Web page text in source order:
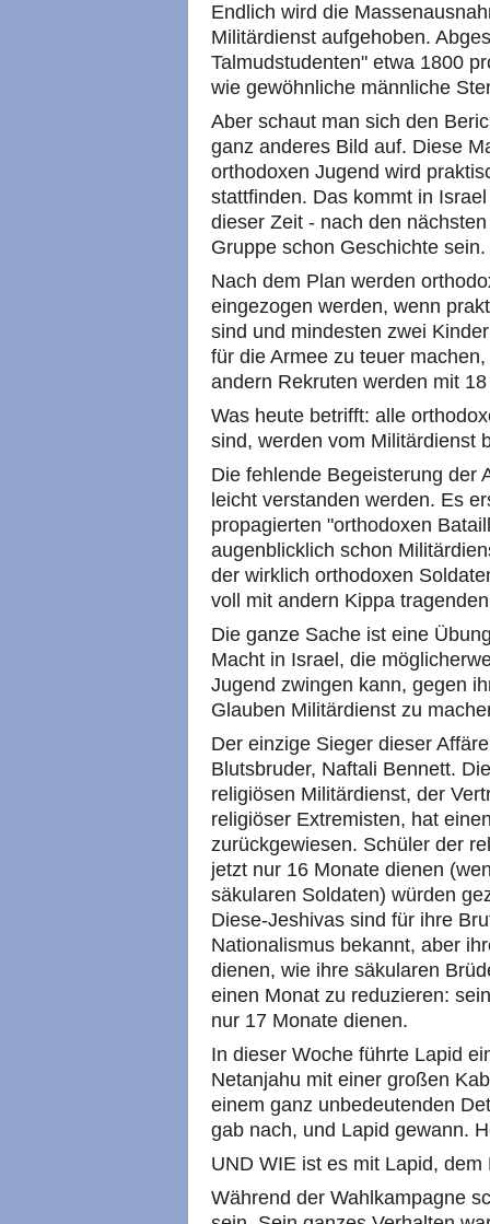
Endlich wird die
Militärdienst aufgehoben.
Talmudstudenten" etwa 1800
wie gewöhnliche männliche
Aber schaut man sich den
ganz anderes Bild auf. Diese
orthodoxen Jugend wird
stattfinden. Das kommt in
dieser Zeit - nach den
Gruppe schon Geschichte sein.
Nach dem Plan werden
eingezogen werden, wenn
sind und mindesten zwei
für die Armee zu teuer
andern Rekruten werden mit
Was heute betrifft: alle
sind, werden vom Militärdienst
Die fehlende Begeisterung der
leicht verstanden werden. Es
propagierten "orthodoxen
augenblicklich schon
der wirklich orthodoxen
voll mit andern Kippa
Die ganze Sache ist eine
Macht in Israel, die
Jugend zwingen kann, gegen
Glauben Militärdienst zu
Der einzige Sieger dieser
Blutsbruder, Naftali Bennett.
religiösen Militärdienst, der
religiöser Extremisten, hat
zurückgewiesen. Schüler der
jetzt nur 16 Monate dienen
säkularen Soldaten) würden
Diese-Jeshivas sind für ihre
Nationalismus bekannt, aber
dienen, wie ihre säkularen
einen Monat zu reduzieren:
nur 17 Monate dienen.
In dieser Woche führte Lapid
Netanjahu mit einer großen
einem ganz unbedeutenden
gab nach, und Lapid gewann.
UND WIE ist es mit Lapid,
Während der Wahlkampagne